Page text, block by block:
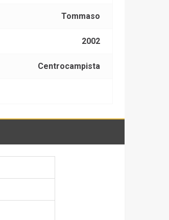
Tommaso
2002
Centrocampista